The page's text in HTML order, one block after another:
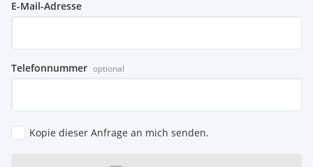
Scheinwerfer-Reinigungsanlage (SRA)
Extras:
20'' Bremssättel rot
20-way electric heated and ventilated memory front seats
23'' Style 5135
Black Design Paket
E-Mail-Adresse
Telefonnummer optional
Kopie dieser Anfrage an mich senden.